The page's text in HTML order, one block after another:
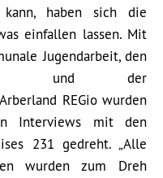
haben sich die
einfallen lassen. Mit
Jugendarbeit, den
und der
REGio wurden
Interviews mit den
231 gedreht. „Alle
wurden zum Dreh